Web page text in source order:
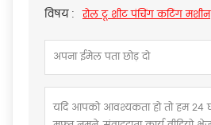
विषय : रोल टू शीट पंचिंग कटिंग मशीन